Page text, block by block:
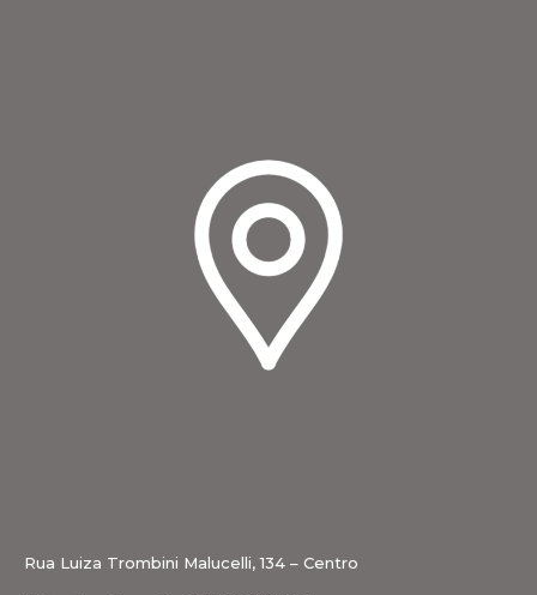
Rua Luiza Trombini Malucelli, 134 – Centro